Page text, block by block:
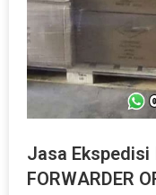
Jasa
FORWARDER